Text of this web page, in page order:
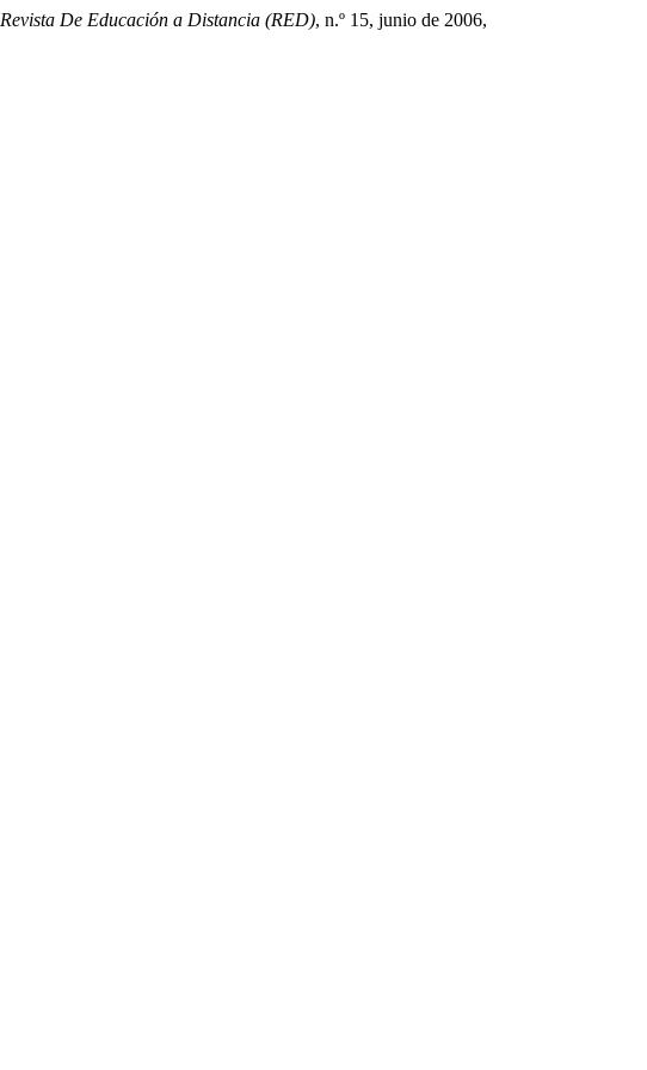
Revista De Educación a Distancia (RED), n.º 15, junio de 2006,